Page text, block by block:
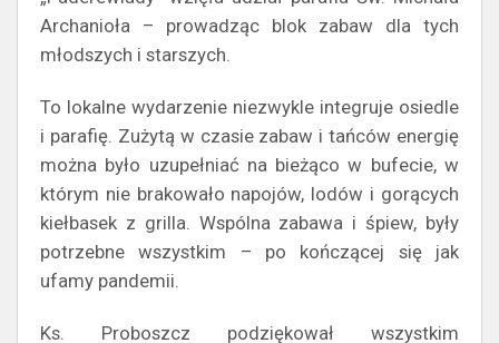
Archanioła – prowadząc blok zabaw dla tych
młodszych i starszych.
To lokalne wydarzenie niezwykle integruje osiedle
i parafię. Zużytą w czasie zabaw i tańców energię
można było uzupełniać na bieżąco w bufecie, w
którym nie brakowało napojów, lodów i gorących
kiełbasek z grilla. Wspólna zabawa i śpiew, były
potrzebne wszystkim – po kończącej się jak
ufamy pandemii.
Ks. Proboszcz podziękował wszystkim